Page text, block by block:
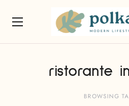
ristorante
BROWSING